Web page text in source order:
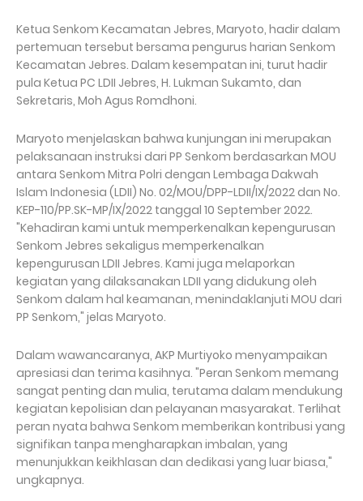
Ketua Senkom Kecamatan Jebres, Maryoto, hadir dalam
pertemuan tersebut bersama pengurus harian Senkom
Kecamatan Jebres. Dalam kesempatan ini, turut hadir
pula Ketua PC LDII Jebres, H. Lukman Sukamto, dan
Sekretaris, Moh Agus Romdhoni.
Maryoto menjelaskan bahwa kunjungan ini merupakan
pelaksanaan instruksi dari PP Senkom berdasarkan MOU
antara Senkom Mitra Polri dengan Lembaga Dakwah
Islam Indonesia (LDII) No. 02/MOU/DPP-LDII/IX/2022 dan No.
KEP-110/PP.SK-MP/IX/2022 tanggal 10 September 2022.
"Kehadiran kami untuk memperkenalkan kepengurusan
Senkom Jebres sekaligus memperkenalkan
kepengurusan LDII Jebres. Kami juga melaporkan
kegiatan yang dilaksanakan LDII yang didukung oleh
Senkom dalam hal keamanan, menindaklanjuti MOU dari
PP Senkom," jelas Maryoto.
Dalam wawancaranya, AKP Murtiyoko menyampaikan
apresiasi dan terima kasihnya. "Peran Senkom memang
sangat penting dan mulia, terutama dalam mendukung
kegiatan kepolisian dan pelayanan masyarakat. Terlihat
peran nyata bahwa Senkom memberikan kontribusi yang
signifikan tanpa mengharapkan imbalan, yang
menunjukkan keikhlasan dan dedikasi yang luar biasa,"
ungkapnya.